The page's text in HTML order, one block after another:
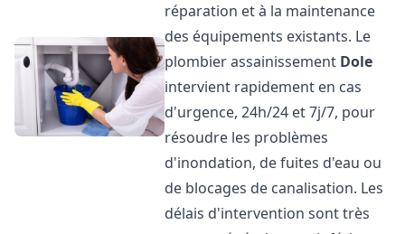
réparation et à la maintenance
des équipements existants. Le
plombier assainissement Dole
intervient rapidement en cas
d'urgence, 24h/24 et 7j/7, pour
résoudre les problèmes
d'inondation, de fuites d'eau ou
de blocages de canalisation. Les
délais d'intervention sont très